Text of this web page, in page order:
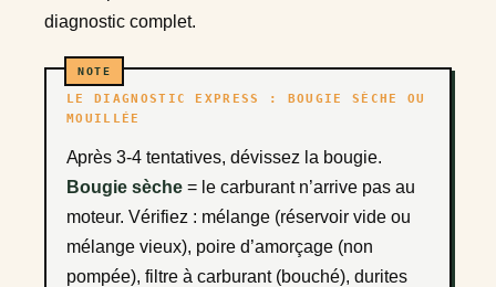
diagnostic complet.
LE DIAGNOSTIC EXPRESS : BOUGIE SÈCHE OU
MOUILLÉE
Après 3-4 tentatives, dévissez la bougie.
Bougie sèche = le carburant n’arrive pas au
moteur. Vérifiez : mélange (réservoir vide ou
mélange vieux), poire d’amorçage (non
pompée), filtre à carburant (bouché), durites